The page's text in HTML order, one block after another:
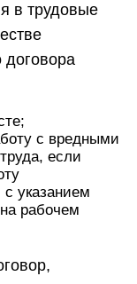
в трудовые
договора
с вредными
если
указанием
рабочем